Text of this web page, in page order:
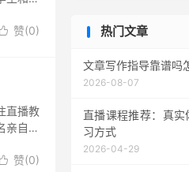
赞(0)
直播教
亲自体
赞(0)
热门文章
文章写作指导靠谱吗
2026-08-07
直播课程推荐：真
习方式
2026-04-29